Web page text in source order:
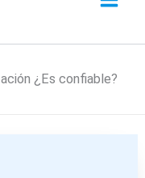
¿Es confiable?